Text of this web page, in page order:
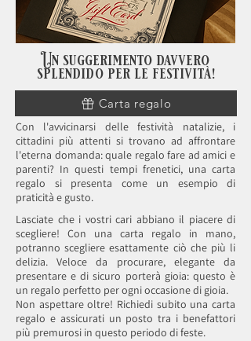
Un suggerimento davvero
splendido per le festività!
Carta regalo
Con l'avvicinarsi delle festività natalizie, i
cittadini più attenti si trovano ad affrontare
l'eterna domanda: quale regalo fare ad amici e
parenti? In questi tempi frenetici, una carta
regalo si presenta come un esempio di
praticità e gusto.
Lasciate che i vostri cari abbiano il piacere di
scegliere! Con una carta regalo in mano,
potranno scegliere esattamente ciò che più li
delizia. Veloce da procurare, elegante da
presentare e di sicuro porterà gioia: questo è
un regalo perfetto per ogni occasione di gioia.
Non aspettare oltre! Richiedi subito una carta
regalo e assicurati un posto tra i benefattori
più premurosi in questo periodo di feste.